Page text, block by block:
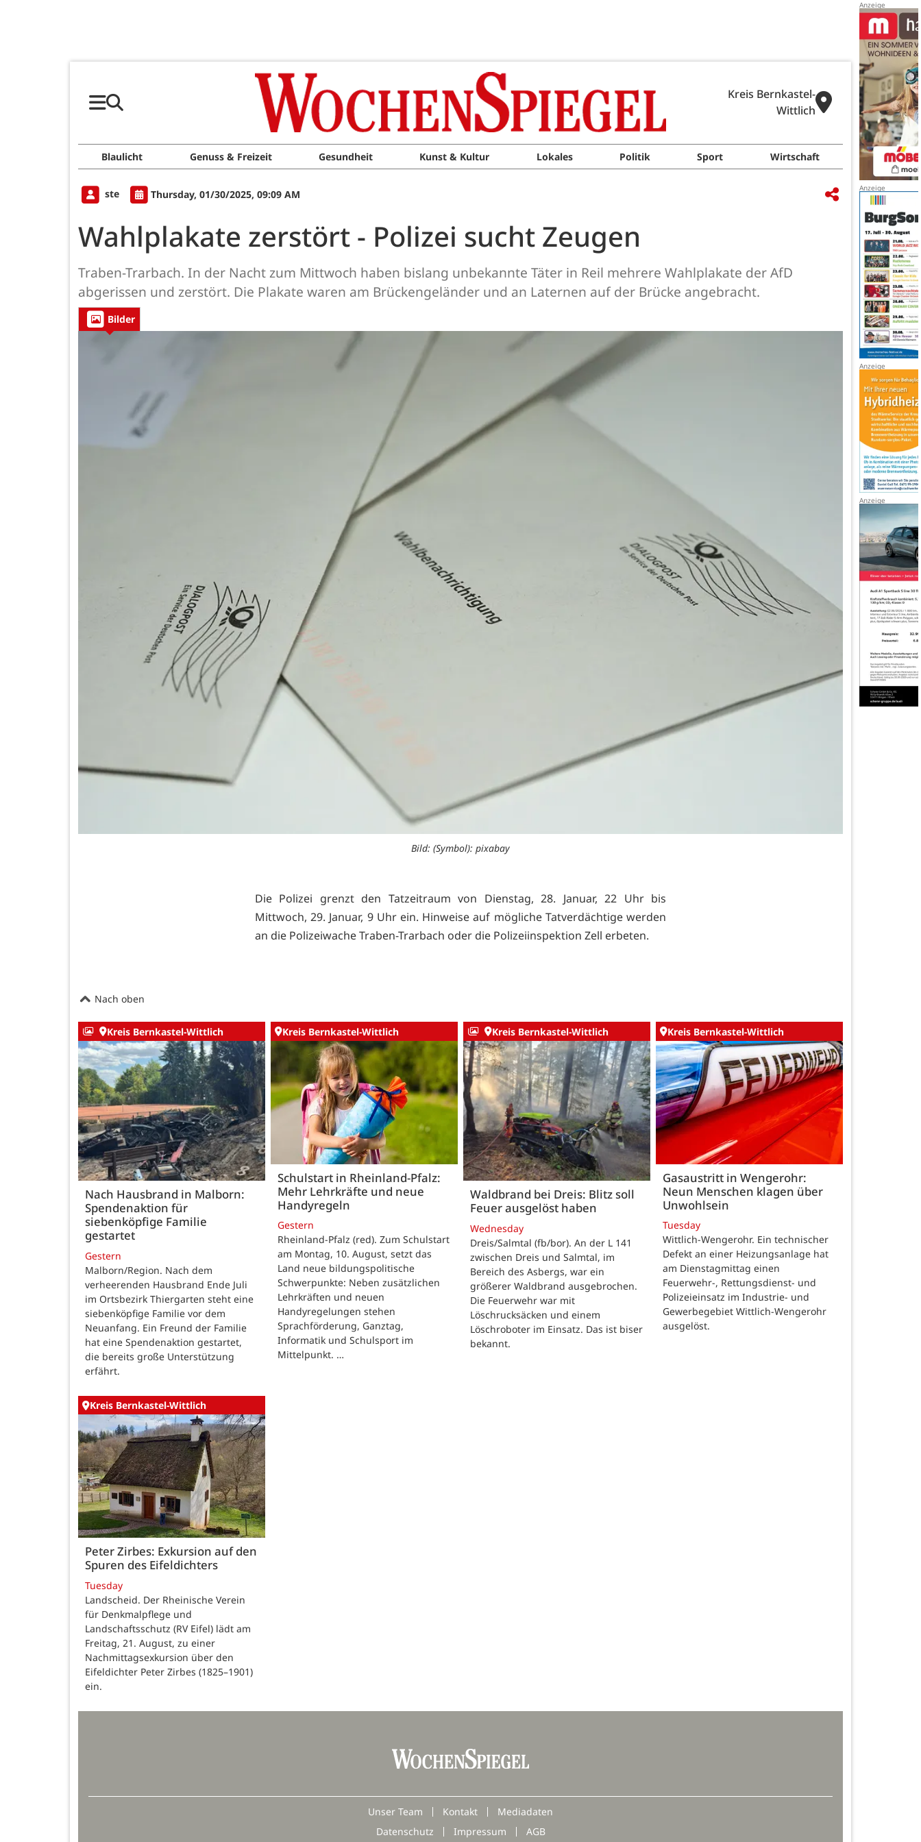
Kreis Bernkastel-
Wittlich
Blaulicht Genuss & Freizeit Gesundheit Kunst & Kultur Lokales Politik Sport Wirtschaft
ste Thursday, 01/30/2025, 09:09 AM
Wahlplakate zerstört - Polizei sucht Zeugen
Traben-Trarbach. In der Nacht zum Mittwoch haben bislang unbekannte Täter in Reil mehrere Wahlplakate der AfD
abgerissen und zerstört. Die Plakate waren am Brückengeländer und an Laternen auf der Brücke angebracht.
Bilder
Bild: (Symbol): pixabay
Die Polizei grenzt den Tatzeitraum von Dienstag, 28. Januar, 22 Uhr bis
Mittwoch, 29. Januar, 9 Uhr ein. Hinweise auf mögliche Tatverdächtige werden
an die Polizeiwache Traben-Trarbach oder die Polizeiinspektion Zell erbeten.
Nach oben
Kreis Bernkastel-Wittlich
Nach Hausbrand in Malborn:
Spendenaktion für
siebenköpfige Familie
gestartet
Gestern
Malborn/Region. Nach dem
verheerenden Hausbrand Ende Juli
im Ortsbezirk Thiergarten steht eine
siebenköpfige Familie vor dem
Neuanfang. Ein Freund der Familie
hat eine Spendenaktion gestartet,
die bereits große Unterstützung
erfährt.
Kreis Bernkastel-Wittlich
Schulstart in Rheinland-Pfalz:
Mehr Lehrkräfte und neue
Handyregeln
Gestern
Rheinland-Pfalz (red). Zum Schulstart
am Montag, 10. August, setzt das
Land neue bildungspolitische
Schwerpunkte: Neben zusätzlichen
Lehrkräften und neuen
Handyregelungen stehen
Sprachförderung, Ganztag,
Informatik und Schulsport im
Mittelpunkt. …
Kreis Bernkastel-Wittlich
Waldbrand bei Dreis: Blitz soll
Feuer ausgelöst haben
Wednesday
Dreis/Salmtal (fb/bor). An der L 141
zwischen Dreis und Salmtal, im
Bereich des Asbergs, war ein
größerer Waldbrand ausgebrochen.
Die Feuerwehr war mit
Löschrucksäcken und einem
Löschroboter im Einsatz. Das ist biser
bekannt.
Kreis Bernkastel-Wittlich
Gasaustritt in Wengerohr:
Neun Menschen klagen über
Unwohlsein
Tuesday
Wittlich-Wengerohr. Ein technischer
Defekt an einer Heizungsanlage hat
am Dienstagmittag einen
Feuerwehr-, Rettungsdienst- und
Polizeieinsatz im Industrie- und
Gewerbegebiet Wittlich-Wengerohr
ausgelöst.
Kreis Bernkastel-Wittlich
Peter Zirbes: Exkursion auf den
Spuren des Eifeldichters
Tuesday
Landscheid. Der Rheinische Verein
für Denkmalpflege und
Landschaftsschutz (RV Eifel) lädt am
Freitag, 21. August, zu einer
Nachmittagsexkursion über den
Eifeldichter Peter Zirbes (1825–1901)
ein.
Unser Team Kontakt
Mediadaten
Datenschutz
Impressum AGB